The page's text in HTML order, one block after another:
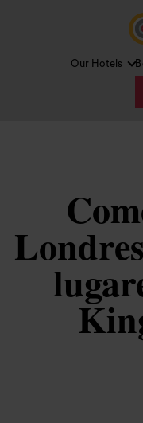
Our Hotels